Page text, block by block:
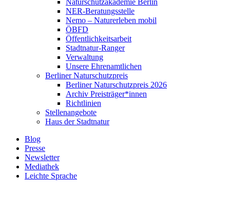
Naturschutzakademie Berlin
NER-Beratungsstelle
Nemo – Naturerleben mobil
ÖBFD
Öffentlichkeitsarbeit
Stadtnatur-Ranger
Verwaltung
Unsere Ehrenamtlichen
Berliner Naturschutzpreis
Berliner Naturschutzpreis 2026
Archiv Preisträger*innen
Richtlinien
Stellenangebote
Haus der Stadtnatur
Blog
Presse
Newsletter
Mediathek
Leichte Sprache